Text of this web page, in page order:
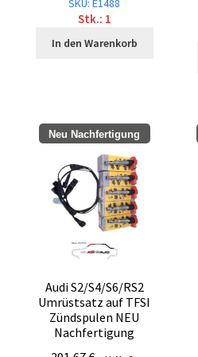
SKU: E1488
Stk.: 1
In den Warenkorb
Neu Nachfertigung
Audi S2/S4/S6/RS2
Umrüstsatz auf TFSI
Zündspulen NEU
Nachfertigung